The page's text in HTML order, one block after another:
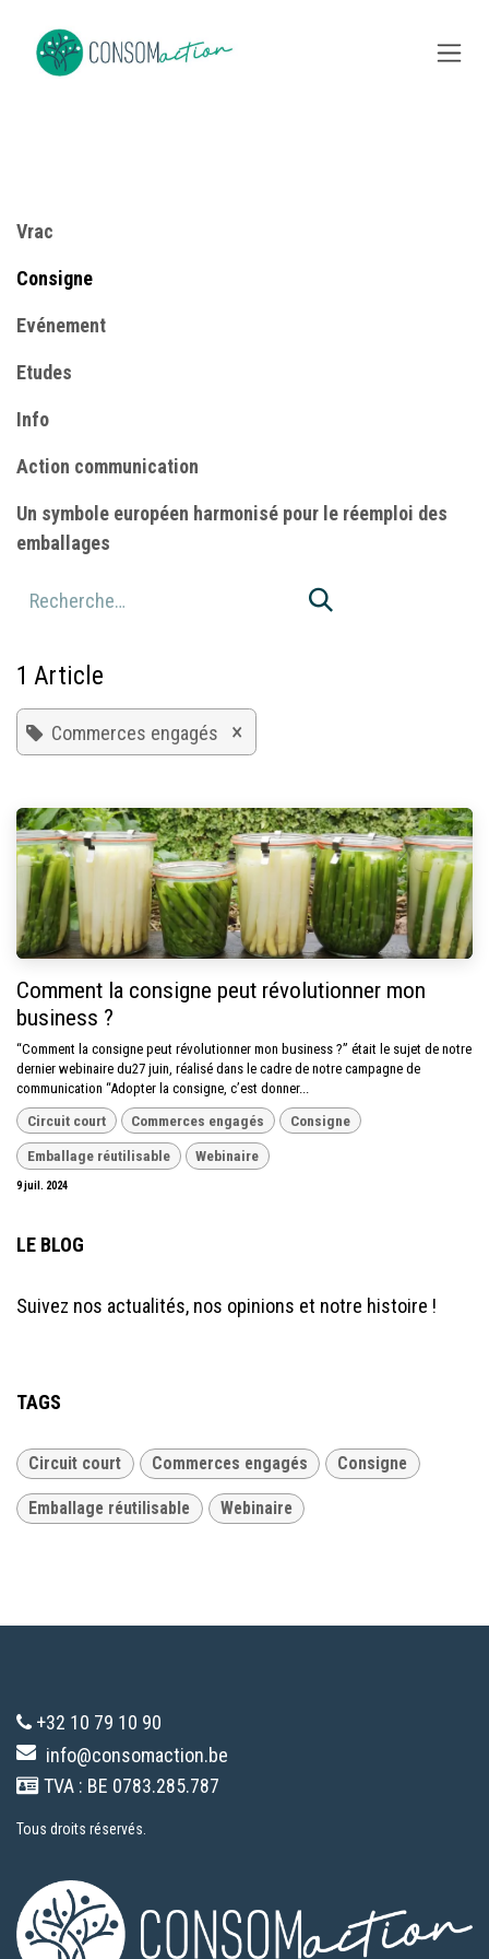
Vrac
Consigne
​Evénement
Etudes
Info
​Action communication
Un symbole européen harmonisé pour le réemploi des
emballages
1 Article
Commerces engagés ×
Comment la consigne peut révolutionner mon
business ?
“Comment la consigne peut révolutionner mon business ?” était le sujet de notre
dernier webinaire du27 juin, réalisé dans le cadre de notre campagne de
communication “Adopter la consigne, c’est donner...
Circuit court Commerces engagés Consigne
Emballage réutilisable Webinaire
9 juil. 2024
LE BLOG
Suivez nos actualités, nos opinions et notre histoire !
TAGS
Circuit court Commerces engagés Consigne
Emballage réutilisable Webinaire
+32 10 79 10 90
info@consomaction.be
TVA : BE 0783.285.787
Tous droits réservés.